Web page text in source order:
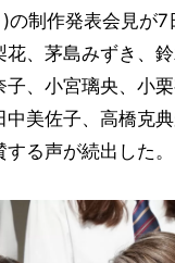
制作発表会見が7
、茅島みずき、鈴
子、小宮璃央、小
中美佐子、高橋克
る声が続出した。